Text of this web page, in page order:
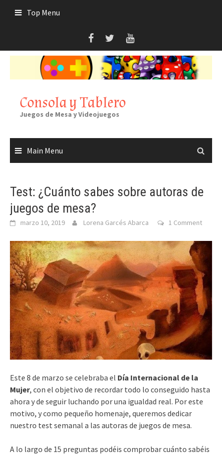
Top Menu
Consola y Tablero
Juegos de Mesa y Videojuegos
Main Menu
Test: ¿Cuánto sabes sobre autoras de
juegos de mesa?
marzo 10, 2019 Lorena Garcés Abarca 1 Comment
Este 8 de marzo se celebraba el Día Internacional de la
Mujer, con el objetivo de recordar todo lo conseguido hasta
ahora y de seguir luchando por una igualdad real. Por este
motivo, y como pequeño homenaje, queremos dedicar
nuestro test semanal a las autoras de juegos de mesa.
A lo largo de 15 preguntas podéis comprobar cuánto sabéis